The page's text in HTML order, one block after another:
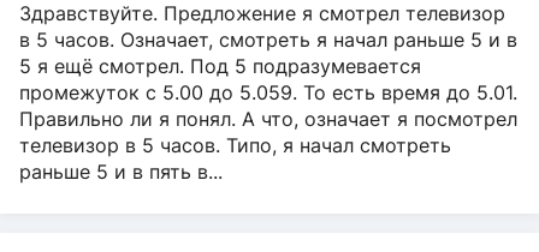
Здравствуйте. Предложение я смотрел телевизор
в 5 часов. Означает, смотреть я начал раньше 5 и в
5 я ещё смотрел. Под 5 подразумевается
промежуток с 5.00 до 5.059. То есть время до 5.01.
Правильно ли я понял. А что, означает я посмотрел
телевизор в 5 часов. Типо, я начал смотреть
раньше 5 и в пять в...